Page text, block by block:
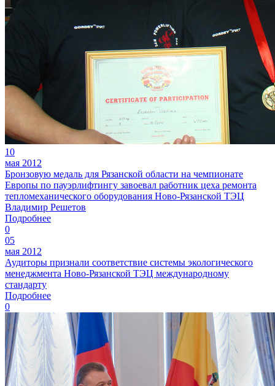
10
мая 2012
Бронзовую медаль для Рязанской области на чемпионате
Европы по пауэрлифтингу завоевал работник цеха ремонта
тепломеханического оборудования Ново-Рязанской ТЭЦ
Владимир Решетов
Подробнее
0
05
мая 2012
Аудиторы признали соответствие системы экологического
менеджмента Ново-Рязанской ТЭЦ международному
стандарту
Подробнее
0